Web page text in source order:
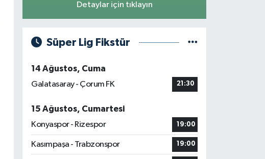
Detaylar için tıklayın
Süper Lig Fikstür
14 Ağustos, Cuma
Galatasaray - Çorum FK
21:30
15 Ağustos, Cumartesi
Konyaspor - Rizespor
19:00
Kasımpaşa - Trabzonspor 19:00